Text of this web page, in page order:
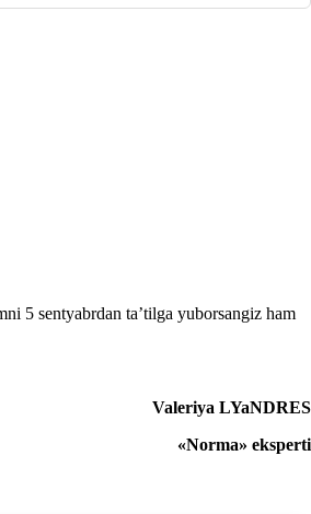
5 sentyabrdan ta’tilga yuborsangiz ham
Valeriya LYaNDRES
«Norma» eksperti